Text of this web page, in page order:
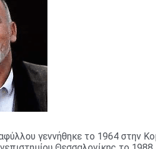
γεννήθηκε το 1964 στην